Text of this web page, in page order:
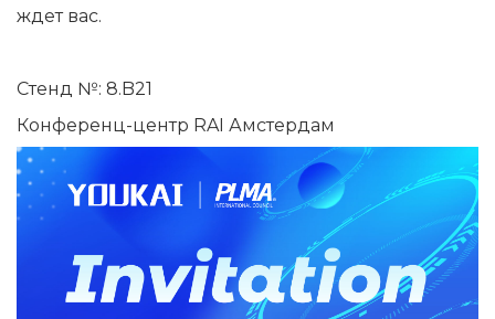
ждет вас.
Стенд №: 8.B21
Конференц-центр RAI Амстердам